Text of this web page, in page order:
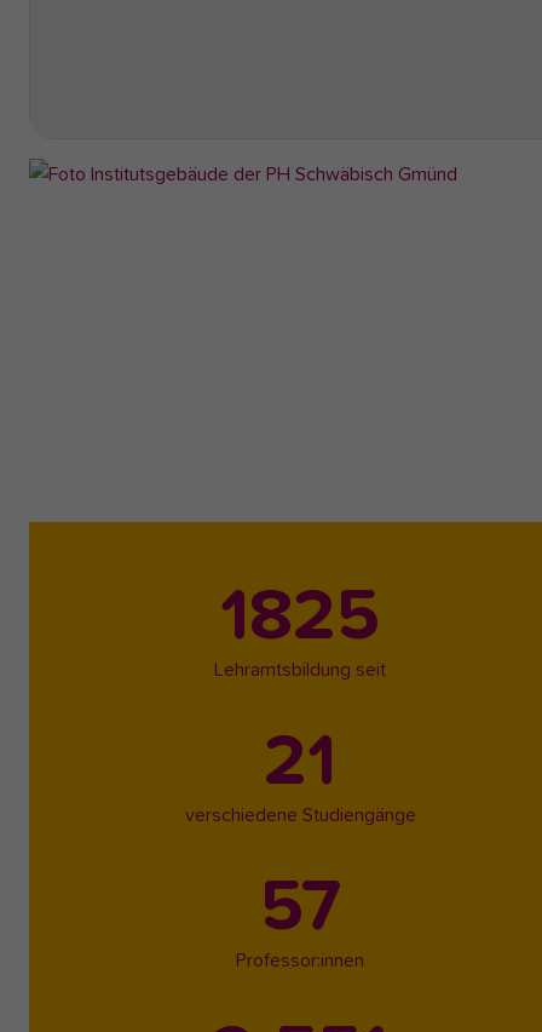
1825
Lehramtsbildung seit
21
verschiedene Studiengänge
57
Professor:innen